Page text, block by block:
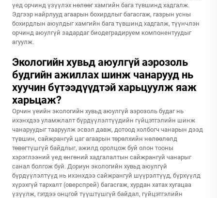
үед орчинд үзүүлэх нөлөөг хамгийн бага түвшинд хадгалж.
Эдгээр найрлууд агаарын бохирдлыг багасгаж, газрын усны
бохирдлын аюулдыг хамгийн бага түвшинд хадгалж, түүнчлэн
орчинд аюулгүй задардаг биодеградируем компонентуудыг
агуулж.
Экологийн хувьд аюулгүй аэрозоль
будгийн ажиллах шинж чанарууд нь
хуучин бүтээдүүдтэй харьцуулж яаж
харьцаж?
Орчин үеийн экологийн хувьд аюулгүй аэрозоль будаг нь
ихэнхдээ уламжлалт бүрдүүлэлтүүдийн гүйцэтгэлийн шинж
чанаруудыг тааруулж эсвэл давж, дотоод холбогч чанарын дээд
түвшин, сайжрангуй цаг агаарын төрөлхийн нөлөөлөлд
төвөгтүшгүй байдлыг, ажилд оролцож буй олон тооны
хэрэглээний үед өнгөний хадгалалтын сайжрангуй чанарыг
санал болгож буй. Дориун экологийн хувьд аюулгүй
бүрдүүлэлтүүд нь ихэнхдээ сайжрангуй шүүрэлтүүд, бүрхүүлд
хүрэхгүй тархалт (оверспрей) багасгаж, хурдан хатах хугацаа
үзүүлж, гэтдээ онцгой түүштүшгүй байдал, гүйцэтгэлийн